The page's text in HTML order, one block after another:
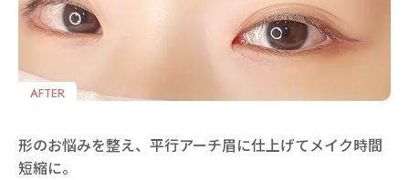
形のお悩みを整え、平行アーチ眉に仕上げてメイク時間
短縮に。
AFTER